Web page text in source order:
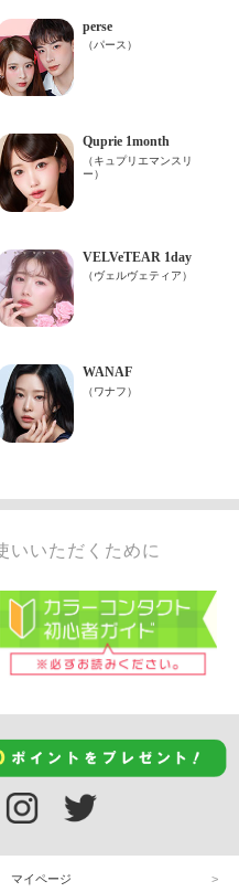
いいただくために
マイページ